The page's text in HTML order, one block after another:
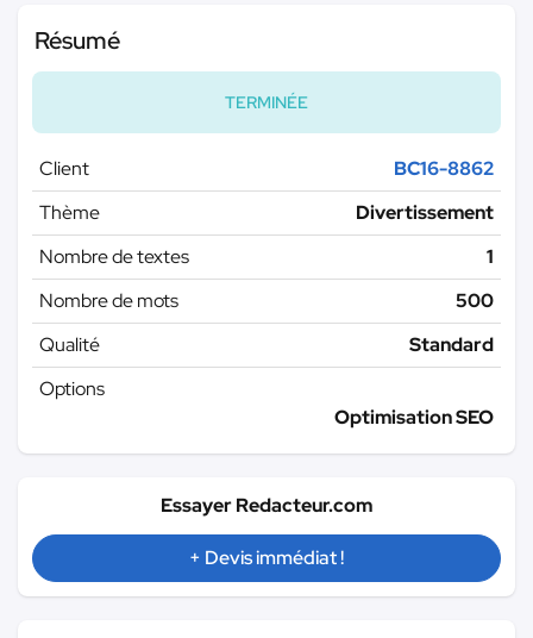
Résumé
TERMINÉE
Client
BC16-8862
Thème
Divertissement
Nombre de textes
1
Nombre de mots
500
Qualité
Standard
Options
Optimisation SEO
Essayer Redacteur.com
+ Devis immédiat !